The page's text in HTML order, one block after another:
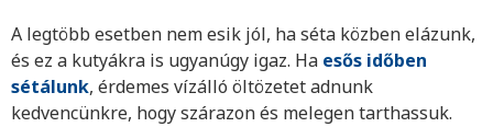
A legtöbb esetben nem esik jól, ha séta közben elázunk,
és ez a kutyákra is ugyanúgy igaz. Ha esős időben
sétálunk, érdemes vízálló öltözetet adnunk
kedvencünkre, hogy szárazon és melegen tarthassuk.